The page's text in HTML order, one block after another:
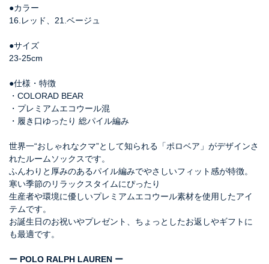
●カラー
16.レッド、21.ベージュ
●サイズ
23-25cm
●仕様・特徴
・COLORAD BEAR
・プレミアムエコウール混
・履き口ゆったり 総パイル編み
世界一“おしゃれなクマ”として知られる「ポロベア」がデザインさ
れたルームソックスです。
ふんわりと厚みのあるパイル編みでやさしいフィット感が特徴。
寒い季節のリラックスタイムにぴったり
生産者や環境に優しいプレミアムエコウール素材を使用したアイ
テムです。
お誕生日のお祝いやプレゼント、ちょっとしたお返しやギフトに
も最適です。
ー POLO RALPH LAUREN ー